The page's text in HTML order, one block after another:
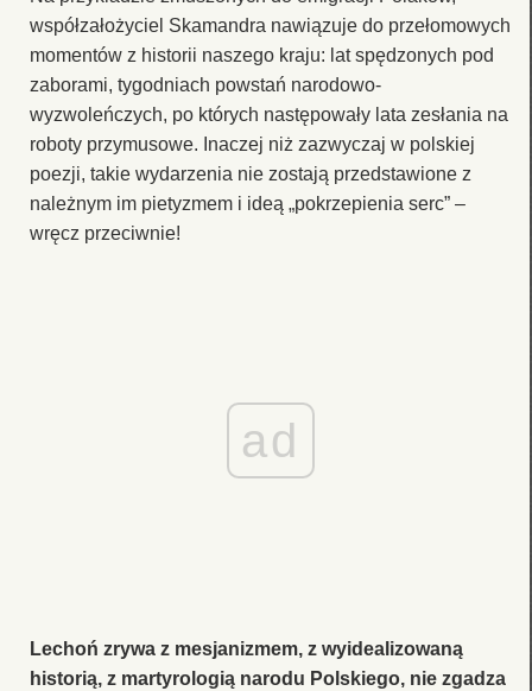
współzałożyciel Skamandra nawiązuje do przełomowych
momentów z historii naszego kraju: lat spędzonych pod
zaborami, tygodniach powstań narodowo-
wyzwoleńczych, po których następowały lata zesłania na
roboty przymusowe. Inaczej niż zazwyczaj w polskiej
poezji, takie wydarzenia nie zostają przedstawione z
należnym im pietyzmem i ideą „pokrzepienia serc” –
wręcz przeciwnie!
ad
Lechoń zrywa z mesjanizmem, z wyidealizowaną
historią, z martyrologią narodu Polskiego, nie zgadza